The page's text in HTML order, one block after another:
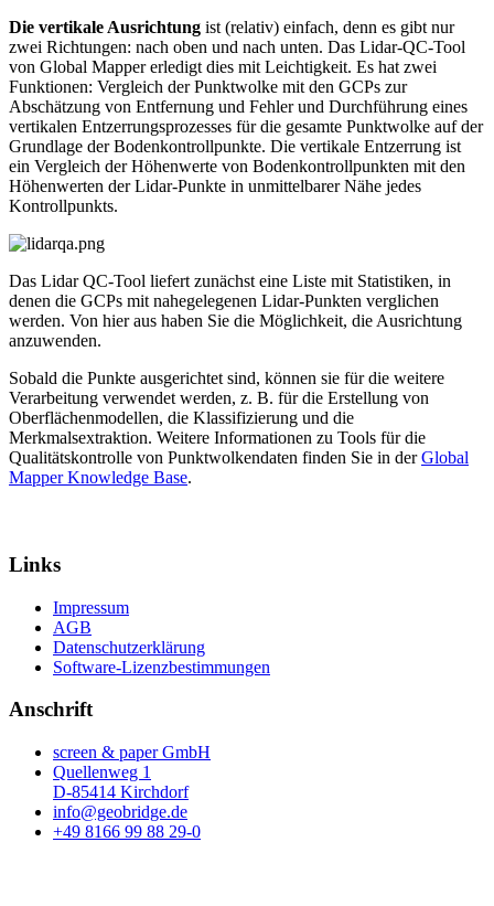
Die vertikale Ausrichtung ist (relativ) einfach, denn es gibt nur
zwei Richtungen: nach oben und nach unten. Das Lidar-QC-Tool
von Global Mapper erledigt dies mit Leichtigkeit. Es hat zwei
Funktionen: Vergleich der Punktwolke mit den GCPs zur
Abschätzung von Entfernung und Fehler und Durchführung eines
vertikalen Entzerrungsprozesses für die gesamte Punktwolke auf der
Grundlage der Bodenkontrollpunkte. Die vertikale Entzerrung ist
ein Vergleich der Höhenwerte von Bodenkontrollpunkten mit den
Höhenwerten der Lidar-Punkte in unmittelbarer Nähe jedes
Kontrollpunkts.
Das Lidar QC-Tool liefert zunächst eine Liste mit Statistiken, in
denen die GCPs mit nahegelegenen Lidar-Punkten verglichen
werden. Von hier aus haben Sie die Möglichkeit, die Ausrichtung
anzuwenden.
Sobald die Punkte ausgerichtet sind, können sie für die weitere
Verarbeitung verwendet werden, z. B. für die Erstellung von
Oberflächenmodellen, die Klassifizierung und die
Merkmalsextraktion. Weitere Informationen zu Tools für die
Qualitätskontrolle von Punktwolkendaten finden Sie in derGlobal
Mapper Knowledge Base.
Links
Impressum
AGB
Datenschutzerklärung
Software-Lizenzbestimmungen
Anschrift
screen & paper GmbH
Quellenweg 1
D-85414 Kirchdorf
info@geobridge.de
+49 8166 99 88 29-0